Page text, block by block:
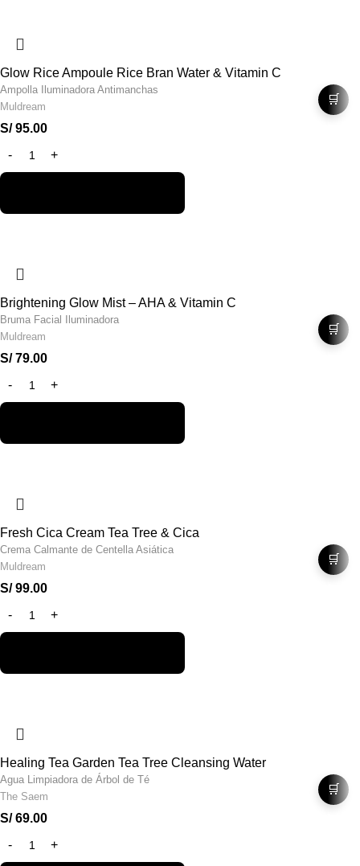
Glow Rice Ampoule Rice Bran Water & Vitamin C
Ampolla Iluminadora Antimanchas
Muldream
S/95.00
🛒
Brightening Glow Mist – AHA & Vitamin C
Bruma Facial Iluminadora
Muldream
S/79.00
🛒
Fresh Cica Cream Tea Tree & Cica
Crema Calmante de Centella Asiática
Muldream
S/99.00
🛒
Healing Tea Garden Tea Tree Cleansing Water
Agua Limpiadora de Árbol de Té
The Saem
S/69.00
🛒